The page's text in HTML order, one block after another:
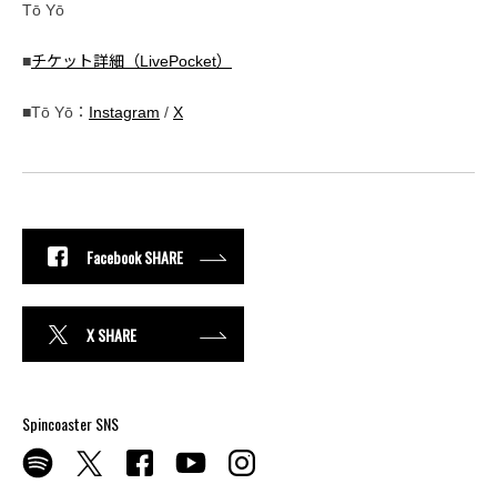
Tō Yō
■チケット詳細（LivePocket）
■Tō Yō： Instagram / X
Facebook SHARE
X SHARE
Spincoaster SNS